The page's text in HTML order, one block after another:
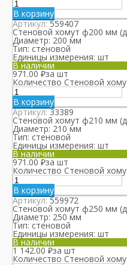
В корзину
Артикул:559407
Стеновой хомут ф200 мм
Диаметр: 200 мм
Тип: стеновой
Единицы измерения: шт
В наличии
971.00₽за шт
Количество Стеновой
В корзину
Артикул:33389
Стеновой хомут ф210 мм
Диаметр: 210 мм
Тип: стеновой
Единицы измерения: шт
В наличии
971.00₽за шт
Количество Стеновой
В корзину
Артикул:559972
Стеновой хомут ф250 мм
Диаметр: 250 мм
Тип: стеновой
Единицы измерения: шт
В наличии
1 142.00₽за шт
Количество Стеновой